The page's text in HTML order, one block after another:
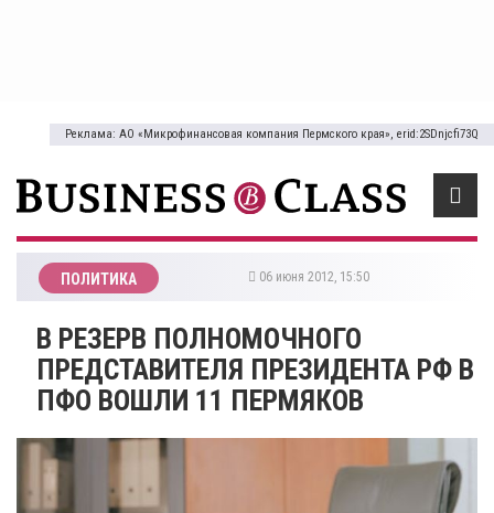
Реклама: АО «Микрофинансовая компания Пермского края», erid:2SDnjcfi73Q
ПОЛИТИКА 06 июня 2012, 15:50
В РЕЗЕРВ ПОЛНОМОЧНОГО
ПРЕДСТАВИТЕЛЯ ПРЕЗИДЕНТА РФ В
ПФО ВОШЛИ 11 ПЕРМЯКОВ